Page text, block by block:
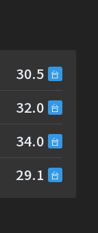
30.5
32.0
34.0
29.1